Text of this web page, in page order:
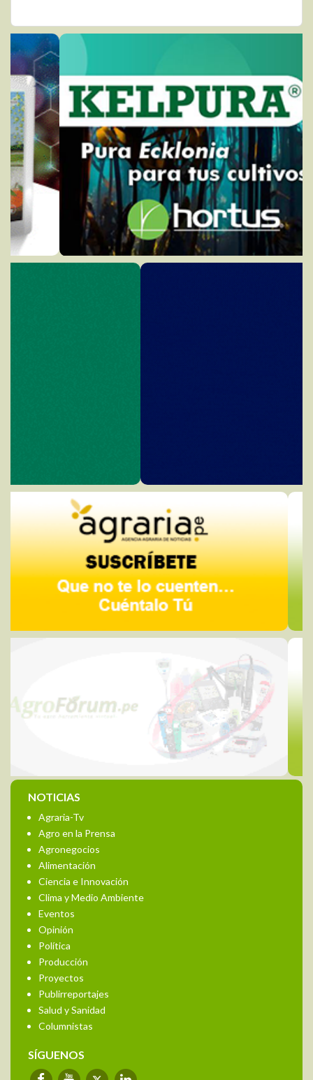
NOTICIAS
Agraria-Tv
Agro en la Prensa
Agronegocios
Alimentación
Ciencia e Innovación
Clima y Medio Ambiente
Eventos
Opinión
Política
Producción
Proyectos
Publirreportajes
Salud y Sanidad
Columnistas
SÍGUENOS